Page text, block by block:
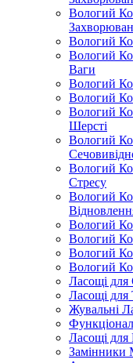
Вологий
Вологий
Вологий
Ваги
Вологий
Вологий
Вологий
Шерсті
Вологий
Вологий
Стресу
Вологий
Вологий
Вологий
Вологий
Вологий
Ласощі для
Ласощі для
Жувальні
Ласощі для
Замінники